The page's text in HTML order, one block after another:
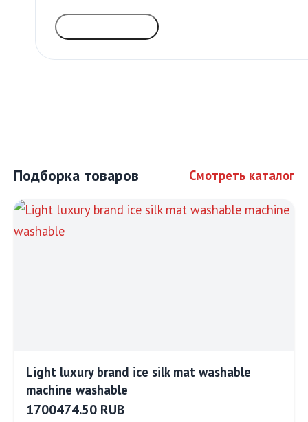
Подборка товаров Смотреть каталог
Light luxury brand ice silk mat washable
machine washable
1700474.50 RUB